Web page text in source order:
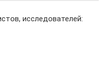
исследователей: